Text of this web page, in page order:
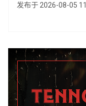
发布于 2026-08-05